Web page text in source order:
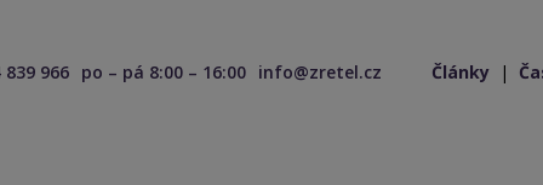
839 966 po – pá 8:00 – 16:00 info@zretel.cz Články |